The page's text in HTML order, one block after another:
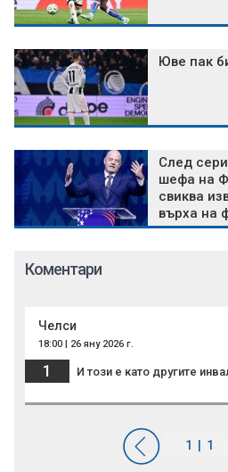
Юве пак
След
шефа на
свиква
върха на
Коментари
Челси
18:00 | 26 яну 2026 г.
1 И този е като другите